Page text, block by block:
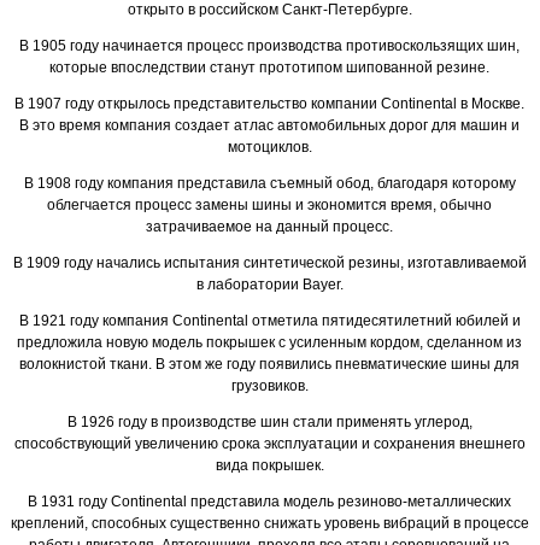
открыто в российском Санкт-Петербурге.
В 1905 году начинается процесс производства противоскользящих шин,
которые впоследствии станут прототипом шипованной резине.
В 1907 году открылось представительство компании Continental в Москве.
В это время компания создает атлас автомобильных дорог для машин и
мотоциклов.
В 1908 году компания представила съемный обод, благодаря которому
облегчается процесс замены шины и экономится время, обычно
затрачиваемое на данный процесс.
В 1909 году начались испытания синтетической резины, изготавливаемой
в лаборатории Bayer.
В 1921 году компания Continental отметила пятидесятилетний юбилей и
предложила новую модель покрышек с усиленным кордом, сделанном из
волокнистой ткани. В этом же году появились пневматические шины для
грузовиков.
В 1926 году в производстве шин стали применять углерод,
способствующий увеличению срока эксплуатации и сохранения внешнего
вида покрышек.
В 1931 году Continental представила модель резиново-металлических
креплений, способных существенно снижать уровень вибраций в процессе